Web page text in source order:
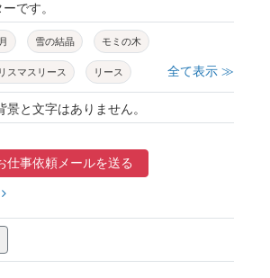
です。
雪の結晶 モミの木
スマスリース リース
ー 樅の木
キラキラ リボン
あしらい
全て表示 ≫
景と文字はありません。
仕事依頼メールを送る